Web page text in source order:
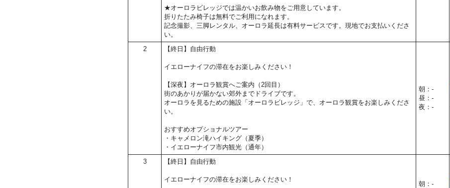
★オーロラビレッジでは温かいお飲み物をご用意しています。
折りたたみ椅子は無料でご利用になれます。
記念撮影、三脚レンタル、オーロラ延長は有料サービスです。現地でお支払いくださ
い。
2 【終日】自由行動
イエローナイフの滞在をお楽しみください！
【深夜】オーロラ観賞へご案内（2回目）
街のあかりが届かない郊外までドライブです。
オーロラを見るための施設「オーロラビレッジ」で、オーロラ観賞をお楽しみくださ
い。
おすすめオプショナルツアー
・キャメロン滝ハイキング（夏季）
・イエローナイフ市内観光（通年）
朝：-
昼：-
夜：-
3 【終日】自由行動
イエローナイフの滞在をお楽しみください！
朝：-